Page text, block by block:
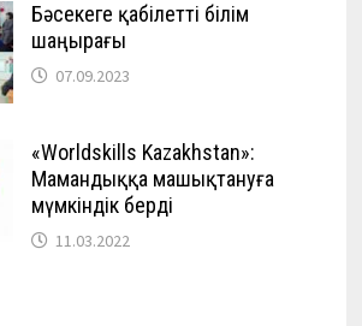
Бәсекеге қабілетті білім
шаңырағы
07.09.2023
«Worldskills Kazakhstan»:
Мамандыққа машықтануға
мүмкіндік берді
11.03.2022